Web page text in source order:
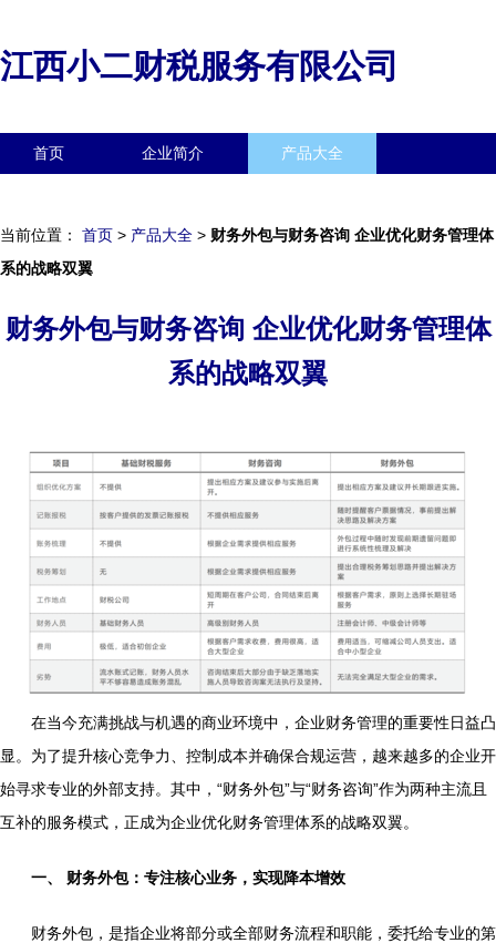
江西小二财税服务有限公司
首页 企业简介 产品大全
当前位置： 首页 > 产品大全 > 财务外包与财务咨询 企业优化财务管理体
系的战略双翼
财务外包与财务咨询 企业优化财务管理体
系的战略双翼
在当今充满挑战与机遇的商业环境中，企业财务管理的重要性日益凸
显。为了提升核心竞争力、控制成本并确保合规运营，越来越多的企业开
始寻求专业的外部支持。其中，“财务外包”与“财务咨询”作为两种主流且
互补的服务模式，正成为企业优化财务管理体系的战略双翼。
一、 财务外包：专注核心业务，实现降本增效
财务外包，是指企业将部分或全部财务流程和职能，委托给专业的第